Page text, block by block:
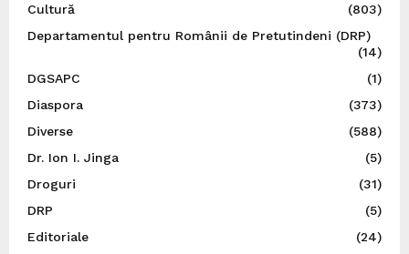
Cultură
(803)
Departamentul pentru Românii de Pretutindeni (DRP)
(14)
DGSAPC
(1)
Diaspora
(373)
Diverse
(588)
Dr. Ion I. Jinga
(5)
Droguri
(31)
DRP
(5)
Editoriale
(24)